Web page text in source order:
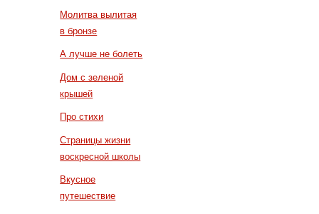
Молитва вылитая
в бронзе
А лучше не болеть
Дом с зеленой
крышей
Про стихи
Страницы жизни
воскресной школы
Вкусное
путешествие